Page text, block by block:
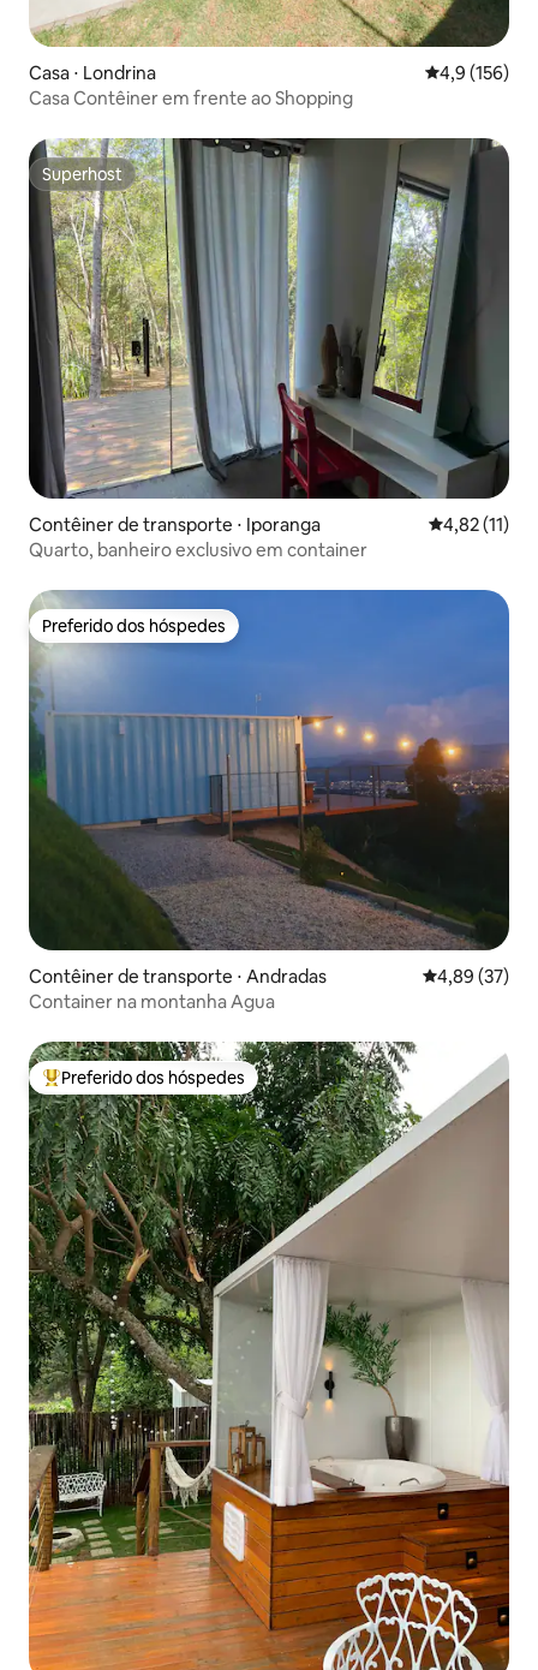
Casa ⋅ Londrina 4,9 de uma
4,9 (156)
Casa Contêiner em frente ao Shopping
Superhost
Superhost
Contêiner de transporte ⋅ Iporanga 4,82 de uma
4,82 (11)
Quarto, banheiro exclusivo em container
Preferido dos hóspedes
Preferido dos hóspedes
Contêiner de transporte ⋅ Andradas 4,89 de uma
4,89 (37)
Container na montanha Agua
Entre os melhores preferidos dos hóspedes
Preferido dos hóspedes